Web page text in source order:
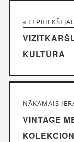
«
KULTŪRA
NĀKAMAIS
VINTAGE